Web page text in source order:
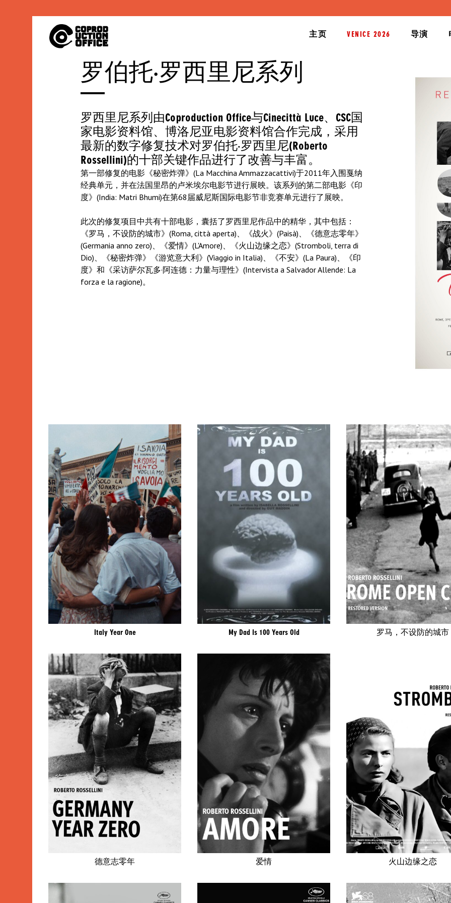
中
文
主页 VENICE 2026 导演
罗伯托·罗西里尼系列
罗西里尼系列由Coproduction Office与Cinecittà Luce、CSC国
家电影资料馆、博洛尼亚电影资料馆合作完成，采用
最新的数字修复技术对罗伯托·罗西里尼(Roberto
Rossellini)的十部关键作品进行了改善与丰富。
第一部修复的电影《秘密炸弹》(La Macchina Ammazzacattivi)于2011年入围戛纳
经典单元，并在法国里昂的卢米埃尔电影节进行展映。该系列的第二部电影《印
度》(India: Matri Bhumi)在第68届威尼斯国际电影节非竞赛单元进行了展映。
此次的修复项目中共有十部电影，囊括了罗西里尼作品中的精华，其中包括：
《罗马，不设防的城市》(Roma, città aperta)、《战火》(Paisà)、《德意志零年》
(Germania anno zero)、《爱情》(L'Amore)、《火山边缘之恋》(Stromboli, terra di
Dio)、《秘密炸弹》《游览意大利》(Viaggio in Italia)、《不安》(La Paura)、《印
度》和《采访萨尔瓦多·阿连德：力量与理性》(Intervista a Salvador Allende: La
forza e la ragione)。
Italy Year One My Dad Is 100 Years Old 罗马，不设防的城市
德意志零年 爱情 火山边缘之恋